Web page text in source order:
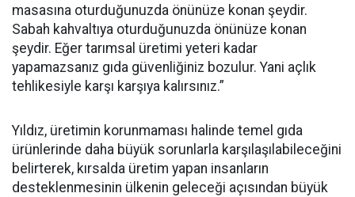
masasına oturduğunuzda önünüze konan şeydir.
Sabah kahvaltıya oturduğunuzda önünüze konan
şeydir. Eğer tarımsal üretimi yeteri kadar
yapamazsanız gıda güvenliğiniz bozulur. Yani açlık
tehlikesiyle karşı karşıya kalırsınız.”
Yıldız, üretimin korunmaması halinde temel gıda
ürünlerinde daha büyük sorunlarla karşılaşılabileceğini
belirterek, kırsalda üretim yapan insanların
desteklenmesinin ülkenin geleceği açısından büyük